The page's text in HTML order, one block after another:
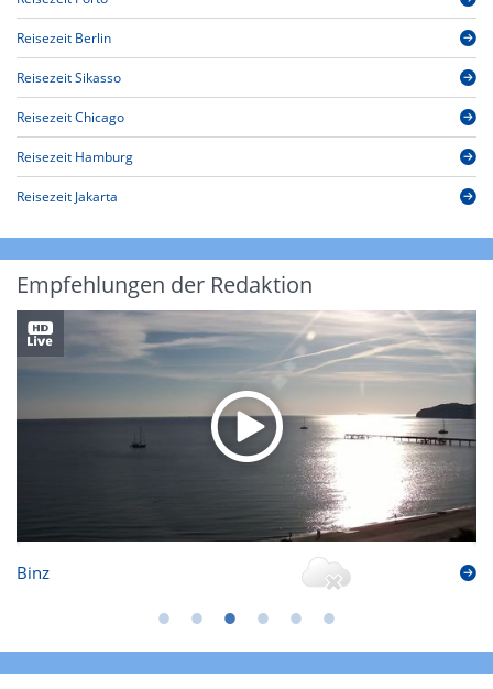
Reisezeit Berlin
Reisezeit Sikasso
Reisezeit Chicago
Reisezeit Hamburg
Reisezeit Jakarta
Empfehlungen der Redaktion
Binz